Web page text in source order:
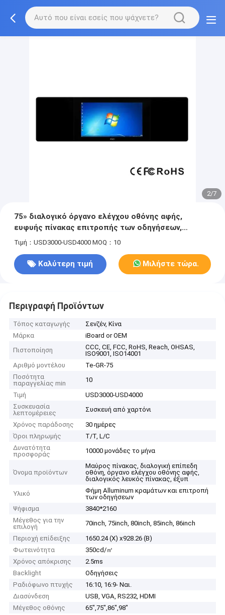
2/7
75» διαλογικό όργανο ελέγχου οθόνης αφής,
ευφυής πίνακας επιτροπής των οδηγήσεων,
έξυπνος πίνακας
Τιμή：USD3000-USD4000 MOQ：10
Καλύτερη τιμή Μιλήστε τώρα.
Περιγραφή Προϊόντων
Τόπος καταγωγής
Σενζέν, Κίνα
Μάρκα
iBoard or OEM
Πιστοποίηση
CCC, CE, FCC, RoHS, Reach, OHSAS,
ISO9001, ISO14001
Αριθμό μοντέλου
Te-GR-75
Ποσότητα
παραγγελίας min
10
Τιμή
USD3000-USD4000
Συσκευασία
λεπτομέρειες
Συσκευή από χαρτόνι
Χρόνος παράδοσης
30 ημέρες
Όροι πληρωμής
T/T, L/C
Δυνατότητα
προσφοράς
10000 μονάδες το μήνα
Όνομα προϊόντων
Μαύρος πίνακας, διαλογική επίπεδη
οθόνη, όργανο ελέγχου οθόνης αφής,
διαλογικός λευκός πίνακας, έξυπ
Υλικό
Φήμη Alluminum κραμάτων και επιτροπή
των οδηγήσεων
Ψήφισμα
3840*2160
Μέγεθος για την
επιλογή
70inch, 75inch, 80inch, 85inch, 86inch
Περιοχή επίδειξης
1650.24 (Χ) x928.26 (Β)
Φωτεινότητα
350cd/㎡
Χρόνος απόκρισης
2.5ms
Backlight
Οδηγήσεις
Ραδιόφωνο πτυχής
16:10, 16:9- Ναι.
Διασύνδεση
USB, VGA, RS232, HDMI
Μέγεθος οθόνης
65",75",86",98"